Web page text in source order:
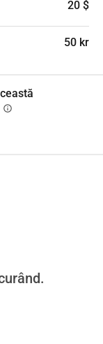
20 $
50 kr
info